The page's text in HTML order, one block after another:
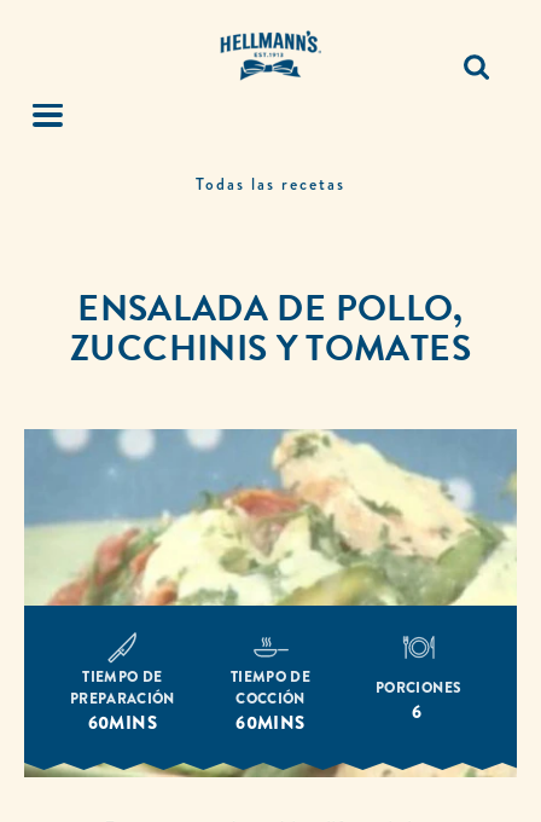
Todas las recetas
ENSALADA DE POLLO,
ZUCCHINIS Y TOMATES
TIEMPO DE
PREPARACIÓN
60MINS
TIEMPO DE
COCCIÓN
60MINS
PORCIONES
6